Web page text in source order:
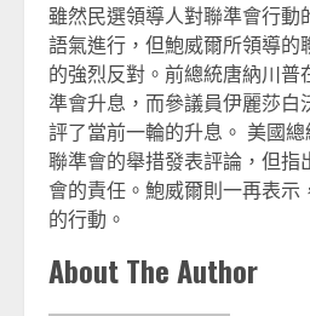
雖然民選領導人對聯準會行動
語氣進行，但鮑威爾所領導的
的強烈反對。前總統唐納川普
準會升息，而參議員伊麗莎白
評了當前一輪的升息。 美國
聯準會的舉措發表評論，但指
會的責任。鮑威爾則一再表示
的行動。
About The Author